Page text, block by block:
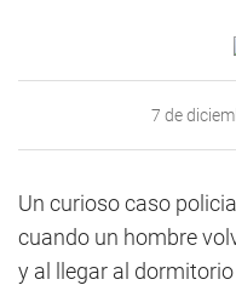
7 de
Un curioso caso
cuando un hombre
y al llegar al